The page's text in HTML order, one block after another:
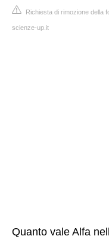
Richiesta di rimozione della
scienze-up.it
Quanto vale Alfa